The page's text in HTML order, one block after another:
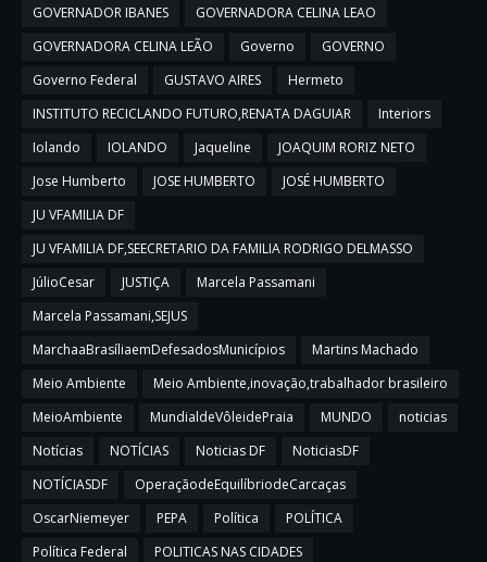
GOVERNADOR IBANES
GOVERNADORA CELINA LEAO
GOVERNADORA CELINA LEÃO
Governo
GOVERNO
Governo Federal
GUSTAVO AIRES
Hermeto
INSTITUTO RECICLANDO FUTURO,RENATA DAGUIAR
Interiors
Iolando
IOLANDO Jaqueline
JOAQUIM RORIZ NETO
Jose Humberto
JOSE HUMBERTO
JOSÉ HUMBERTO
JU VFAMILIA DF
JU VFAMILIA DF,SEECRETARIO DA FAMILIA RODRIGO DELMASSO
JúlioCesar
JUSTIÇA
Marcela Passamani
Marcela Passamani,SEJUS
MarchaaBrasíliaemDefesadosMunicípios
Martins Machado
Meio Ambiente
Meio Ambiente,inovação,trabalhador brasileiro
MeioAmbiente
MundialdeVôleidePraia MUNDO
noticias
Notícias
NOTÍCIAS Noticias DF
NoticiasDF
NOTÍCIASDF
OperaçãodeEquilíbriodeCarcaças
OscarNiemeyer
PEPA Política
POLÍTICA
Política Federal
POLITICAS NAS CIDADES